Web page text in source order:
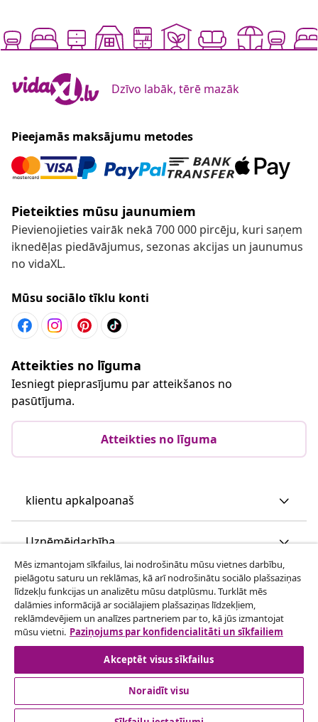
Dzīvo labāk, tērē mazāk
Pieejamās maksājumu metodes
Pieteikties mūsu jaunumiem
Pievienojieties vairāk nekā 700 000 pircēju, kuri saņem
iknedēļas piedāvājumus, sezonas akcijas un jaunumus
no vidaXL.
Mūsu sociālo tīklu konti
Atteikties no līguma
Iesniegt pieprasījumu par atteikšanos no
pasūtījuma.
Atteikties no līguma
klientu apkalpoanaš
Uzņēmējdarbība
vidaXL
Apskatiet vairāk
Mēs izmantojam sīkfailus, lai nodrošinātu mūsu vietnes darbību,
pielāgotu saturu un reklāmas, kā arī nodrošinātu sociālo plašsaziņas
līdzekļu funkcijas un analizētu mūsu datplūsmu. Turklāt mēs
dalāmies informācijā ar sociālajiem plašsaziņas līdzekļiem,
reklāmdevējiem un analīzes partneriem par to, kā jūs izmantojat
mūsu vietni. Paziņojums par konfidencialitāti un sīkfailiem
Akceptēt visus sīkfailus
Noraidīt visu